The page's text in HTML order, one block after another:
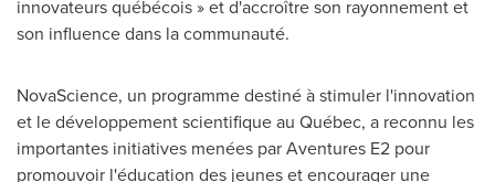
innovateurs québécois » et d'accroître son rayonnement et
son influence dans la communauté.
NovaScience, un programme destiné à stimuler l'innovation
et le développement scientifique au Québec, a reconnu les
importantes initiatives menées par Aventures E2 pour
promouvoir l'éducation des jeunes et encourager une